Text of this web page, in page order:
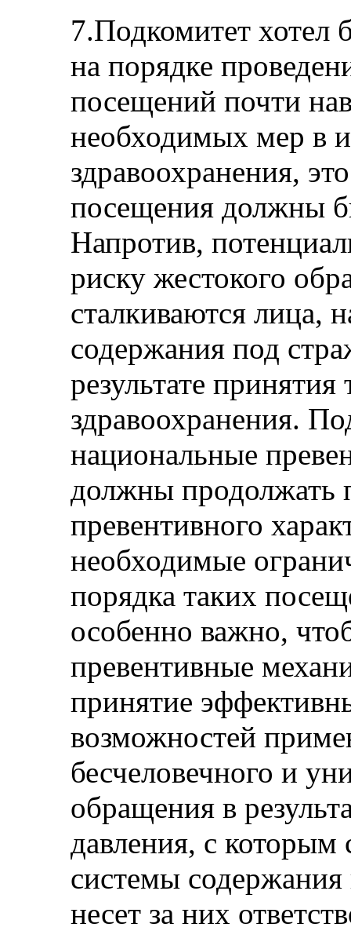
7.Подкомитет хотел
на порядке
посещений почти
необходимых мер в
здравоохранения,
посещения должны
Напротив,
риску жестокого
сталкиваются лица,
содержания под
результате
здравоохранения.
национальные
должны продолжать
превентивного
необходимые
порядка таких
особенно важно,
превентивные
принятие
возможностей
бесчеловечного и
обращения в
давления, с которым
системы содержания
несет за них